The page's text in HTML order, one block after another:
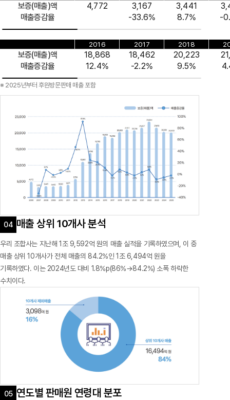
보증(매출)액 4,772 3,167 3,441
매출증감율
-33.6% 8.7% -
2016 2017 2018
보증(매출)액 18,868 18,462 20,223
매출증감율
12.4% -2.2% 9.5%
※ 2025년부터 후원방문판매 매출 포함
매출 상위 10개사 분석
우리 조합사는 지난해 1조 9,592억 원의 매출 실적을 기록하였으며, 이 중
매출 상위 10개사가 전체 매출의 84.2%인 1조 6,494억 원을
기록하였다. 이는 2024년도 대비 1.8%p(86%→84.2%) 소폭 하락한
수치이다.
연도별 판매원 연령대 분포